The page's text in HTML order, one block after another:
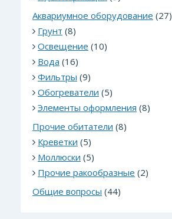
Аквариумное оборудование (27)
Грунт (8)
Освещение (10)
Вода (16)
Фильтры (9)
Обогреватели (5)
Элементы оформления (8)
Прочие обитатели (8)
Креветки (5)
Моллюски (5)
Прочие ракообразные (2)
Общие вопросы (44)